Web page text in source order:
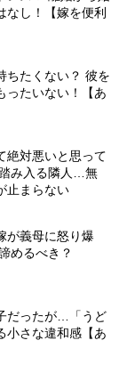
なし！【嫁を便利
ちたくない？ 彼を
ったいない！【あ
絶対悪いと思って
み入る隣人…無
止まらない
が義母に怒り爆
めるべき？
だったが…「うど
小さな違和感【あ